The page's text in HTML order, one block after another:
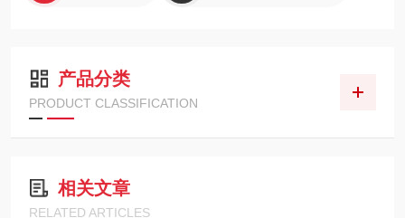
产品分类
PRODUCT CLASSIFICATION
相关文章
RELATED ARTICLES